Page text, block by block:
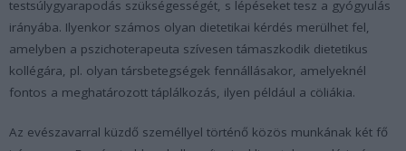
testsúlygyarapodás szükségességét, s lépéseket tesz a gyógyulás
irányába. Ilyenkor számos olyan dietetikai kérdés merülhet fel,
amelyben a pszichoterapeuta szívesen támaszkodik dietetikus
kollégára, pl. olyan társbetegségek fennállásakor, amelyeknél
fontos a meghatározott táplálkozás, ilyen például a cöliákia.
Az evészavarral küzdő személlyel történő közös munkának két fő